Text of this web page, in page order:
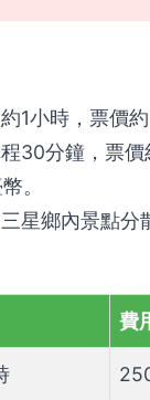
1小時，票價
30分鐘，票
。
星鄉內景點分
費